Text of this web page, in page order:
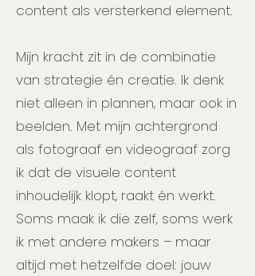
content als versterkend element.
Mijn kracht zit in de combinatie
van strategie én creatie. Ik denk
niet alleen in plannen, maar ook in
beelden. Met mijn achtergrond
als fotograaf en videograaf zorg
ik dat de visuele content
inhoudelijk klopt, raakt én werkt.
Soms maak ik die zelf, soms werk
ik met andere makers – maar
altijd met hetzelfde doel: jouw